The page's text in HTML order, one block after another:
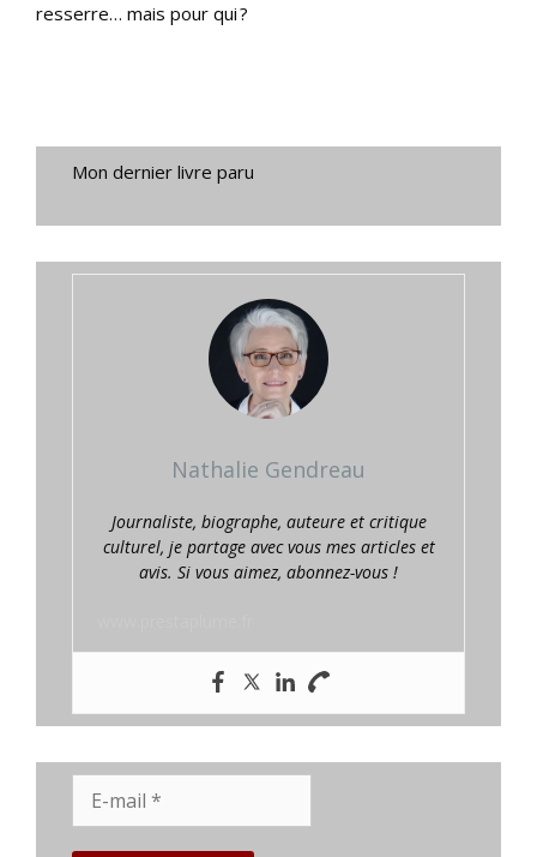
resserre… mais pour qui ?
Mon dernier livre paru
Nathalie Gendreau
Journaliste, biographe, auteure et critique
culturel, je partage avec vous mes articles et
avis. Si vous aimez, abonnez-vous !
mail